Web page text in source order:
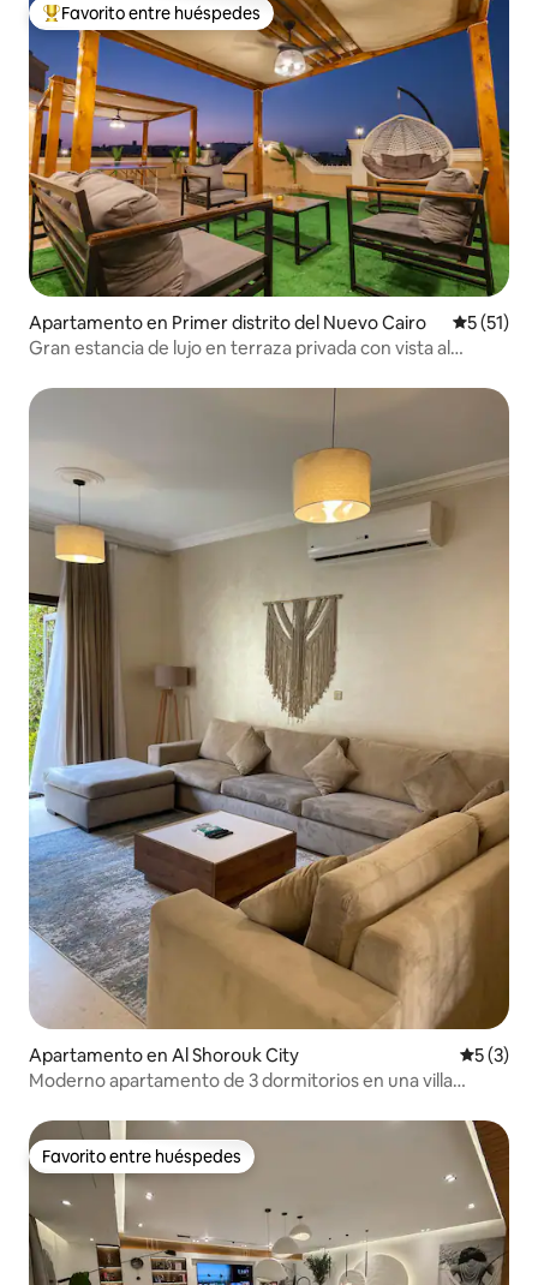
Favorito entre huéspedes preferido
Favorito entre huéspedes
Apartamento en Primer distrito del Nuevo Cairo
5 (51)
Gran estancia de lujo en terraza privada con vista al
Apartamento en Al Shorouk City
5 (3)
Moderno apartamento de 3 dormitorios en una villa
Favorito entre huéspedes
Favorito entre huéspedes